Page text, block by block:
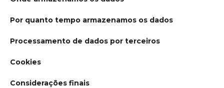
Por quanto tempo armazenamos os dados
Processamento de dados por terceiros
Cookies
Considerações finais